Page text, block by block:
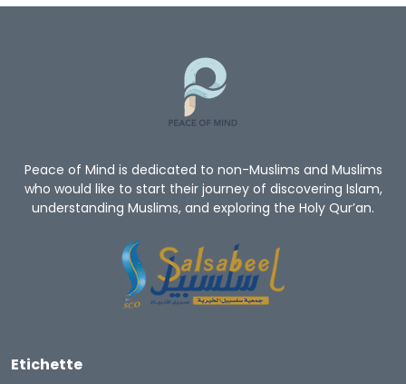
Peace of Mind is dedicated to non-Muslims and Muslims
who would like to start their journey of discovering Islam,
understanding Muslims, and exploring the Holy Qur’an.
Etichette